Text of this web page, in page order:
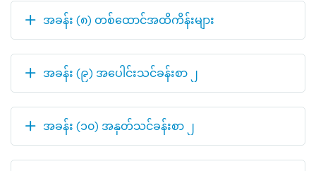
အခန်း (၈) တစ်ထောင်အထိကိန်းများ
အခန်း (၉) အပေါင်းသင်ခန်းစာ ၂
အခန်း (၁၀) အနုတ်သင်ခန်းစာ ၂